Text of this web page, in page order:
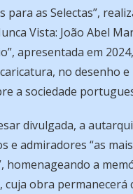
para as Selectas”,
Vista: João Abel
apresentada em
no desenho e
a sociedade
divulgada, a
e admiradores “as
homenageando a
cuja obra permanecerá